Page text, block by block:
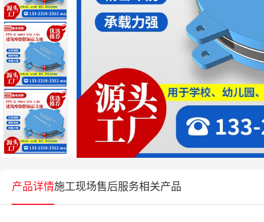
产品详情施工现场售后服务相关产品